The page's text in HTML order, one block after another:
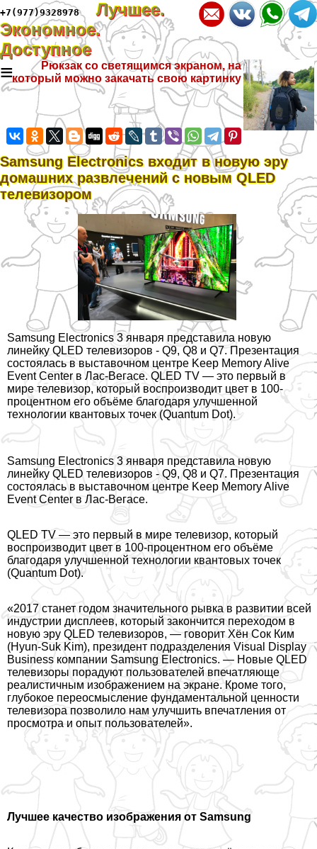
+7(977)9328978
Лучшее.
Экономное.
Доступное
≡
Рюкзак со светящимся экраном, на
который можно закачать свою картинку
Samsung Electronics входит в новую эру
домашних развлечений с новым QLED
телевизором
Samsung Electronics 3 января представила новую
линейку QLED телевизоров - Q9, Q8 и Q7. Презентация
состоялась в выставочном центре Keep Memory Alive
Event Center в Лас-Вегасе. QLED TV — это первый в
мире телевизор, который воспроизводит цвет в 100-
процентном его объёме благодаря улучшенной
технологии квантовых точек (Quantum Dot).
Samsung Electronics 3 января представила новую
линейку QLED телевизоров - Q9, Q8 и Q7. Презентация
состоялась в выставочном центре Keep Memory Alive
Event Center в Лас-Вегасе.
QLED TV — это первый в мире телевизор, который
воспроизводит цвет в 100-процентном его объёме
благодаря улучшенной технологии квантовых точек
(Quantum Dot).
«2017 станет годом значительного рывка в развитии всей
индустрии дисплеев, который закончится переходом в
новую эру QLED телевизоров, — говорит Хён Сок Ким
(Hyun-Suk Kim), президент подразделения Visual Display
Business компании Samsung Electronics. — Новые QLED
телевизоры порадуют пользователей впечатляюще
реалистичным изображением на экране. Кроме того,
глубокое переосмысление фундаментальной ценности
телевизора позволило нам улучшить впечатления от
просмотра и опыт пользователей».
Лучшее качество изображения от Samsung